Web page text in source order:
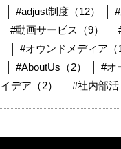
#adjust制度（12）
#動画サービス（9）
#オウンドメディア（1
#AboutUs（2） #オ
デア（2） #社内部活